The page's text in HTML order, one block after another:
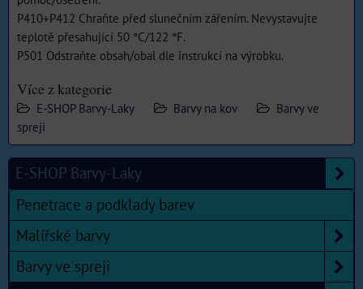
P410+P412 Chraňte před slunečním zářením. Nevystavujte
teplotě přesahující 50 °C/122 °F.
P501 Odstraňte obsah/obal dle instrukcí na výrobku.
Více z kategorie
E-SHOP Barvy-Laky Barvy na kov
Barvy ve
spreji
E-SHOP Barvy-Laky
Penetrace a podklady barev
Malířské barvy
Barvy ve spreji